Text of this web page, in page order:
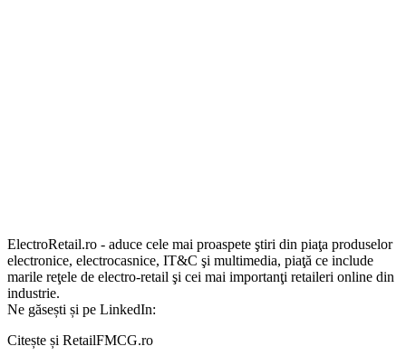
ElectroRetail.ro - aduce cele mai proaspete ştiri din piaţa produselor
electronice, electrocasnice, IT&C şi multimedia, piaţă ce include
marile reţele de electro-retail şi cei mai importanţi retaileri online din
industrie.
Ne găsești și pe LinkedIn:
Citește și RetailFMCG.ro